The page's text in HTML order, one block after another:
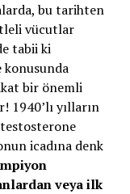
bu tarihten
vücutlar
tabii ki
konusunda
bir önemli
1940’lı yılların
icadına denk
veya ilk